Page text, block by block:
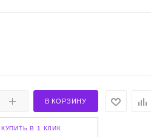
В КОРЗИНУ
КУПИТЬ В 1 КЛИК